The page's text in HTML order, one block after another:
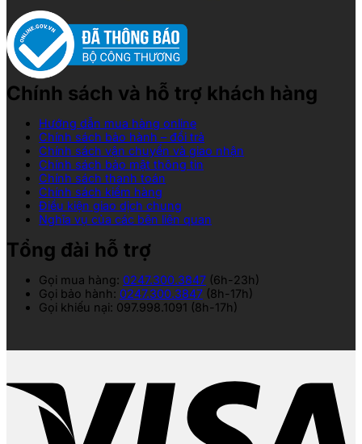
Chính sách và hỗ trợ khách hàng
Hướng dẫn mua hàng online
Chính sách bảo hành – đổi trả
Chính sách vận chuyển và giao nhận
Chính sách bảo mật thông tin
Chính sách thanh toán
Chính sách kiểm hàng
Điều kiện giao dịch chung
Nghĩa vụ của các bên liên quan
Tổng đài hỗ trợ
Gọi mua hàng: 0247.300.3847 (6h-23h)
Gọi bảo hành: 0247.300.3847 (8h-17h)
Gọi khiếu nại: 097.998.1091 (8h-17h)